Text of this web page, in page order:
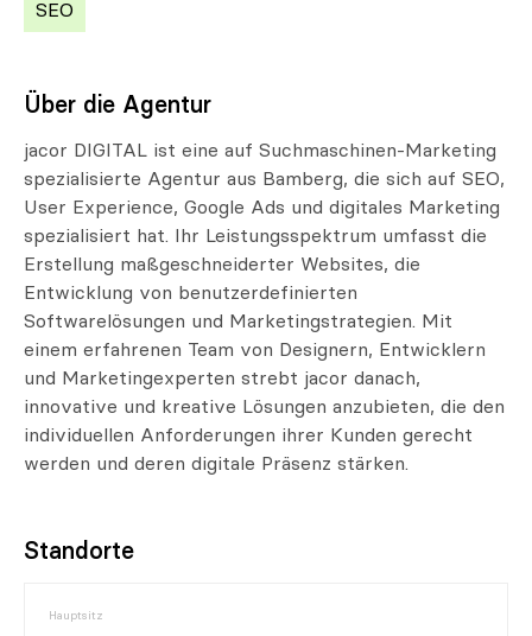
SEO
Über die Agentur
jacor DIGITAL ist eine auf Suchmaschinen-Marketing
spezialisierte Agentur aus Bamberg, die sich auf SEO,
User Experience, Google Ads und digitales Marketing
spezialisiert hat. Ihr Leistungsspektrum umfasst die
Erstellung maßgeschneiderter Websites, die
Entwicklung von benutzerdefinierten
Softwarelösungen und Marketingstrategien. Mit
einem erfahrenen Team von Designern, Entwicklern
und Marketingexperten strebt jacor danach,
innovative und kreative Lösungen anzubieten, die den
individuellen Anforderungen ihrer Kunden gerecht
werden und deren digitale Präsenz stärken.
Standorte
Hauptsitz